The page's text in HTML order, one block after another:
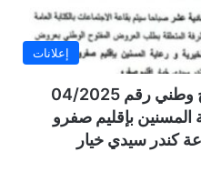
إعلانات
إعلان عن طلب عروض مفتوح وطني رقم 04/2025
المسنين بإقليم صفرو
كندر سيدي خيار